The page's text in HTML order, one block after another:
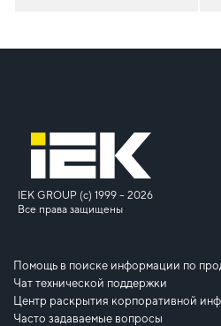
IEK GROUP (c) 1999 – 2026
Все права защищены
Помощь в поиске информации по
Чат технической поддержки
Центр раскрытия корпоративной
Часто задаваемые вопросы